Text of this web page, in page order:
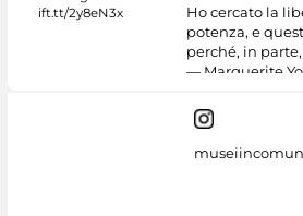
Ho cercato la
potenza, e
perché, in
— Marguerite